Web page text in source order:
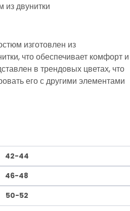
из двунитки
изготовлен из
что обеспечивает комфорт и
в трендовых цветах, что
его с другими элементами
для создания стильных
42-44
46-48
50-52